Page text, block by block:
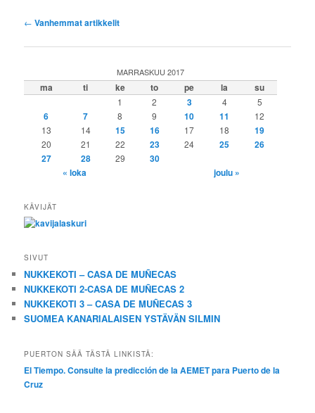
Artikkelien
← Vanhemmat artikkelit
MARRASKUU 2017
ma ti ke to pe la su
1 2 3 4 5
6 7 8 9 10 11
12
13
14 15 16 17 18 19
20 21 22 23 24 25
26
27
28 29
30
« loka
joulu »
KÄVIJÄT
SIVUT
NUKKEKOTI – CASA DE MUÑECAS
NUKKEKOTI 2-CASA DE MUÑECAS 2
NUKKEKOTI 3 – CASA DE MUÑECAS 3
SUOMEA KANARIALAISEN YSTÄVÄN SILMIN
PUERTON SÄÄ TÄSTÄ LINKISTÄ:
El Tiempo. Consulte la predicción de la AEMET para Puerto de la
Cruz